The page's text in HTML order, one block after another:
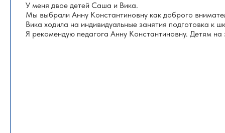
У меня двое детей Саша и Вика.
Мы выбрали Анну Константиновну как доброго
Вика ходила на индивидуальные занятия подготовка к
Я рекомендую педагога Анну Константиновну. Детям на